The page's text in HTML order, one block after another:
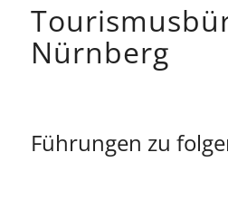
Nürnberg
Führungen zu